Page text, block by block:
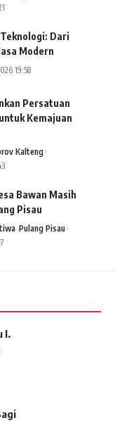
Dari
Modern
19:58
Persatuan
Kemajuan
Kalteng
Bawan Masih
Pisau
Pulang Pisau
I.